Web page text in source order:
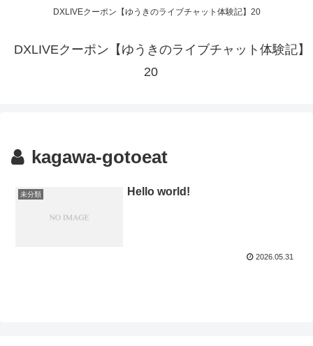
DXLIVEクーポン【ゆうきのライブチャット体験記】20
DXLIVEクーポン【ゆうきのライブチャット体験記】
20
kagawa-gotoeat
未分類 Hello world!
2026.05.31